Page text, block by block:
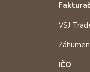
VSJ
IČO